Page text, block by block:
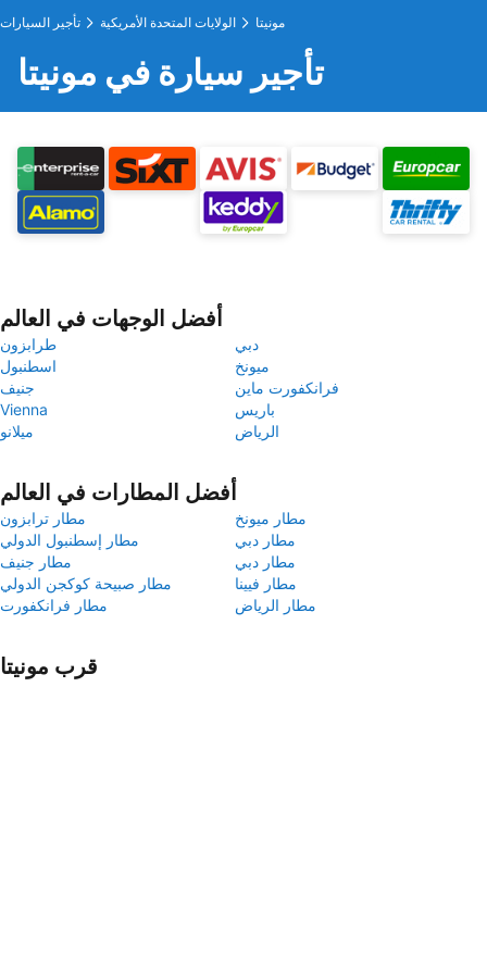
تأجير السيارات الولايات المتحدة الأمريكية مونيتا
تأجير سيارة في مونيتا
أفضل الوجهات في العالم
طرابزون
دبي
اسطنبول
ميونخ
جنيف
فرانكفورت ماين
Vienna
باريس
ميلانو
الرياض
أفضل المطارات في العالم
مطار ترابزون
مطار ميونخ
مطار إسطنبول الدولي
مطار دبي
مطار جنيف
مطار دبي
مطار صبيحة كوكجن الدولي
مطار فيينا
مطار فرانكفورت
مطار الرياض
قرب مونيتا